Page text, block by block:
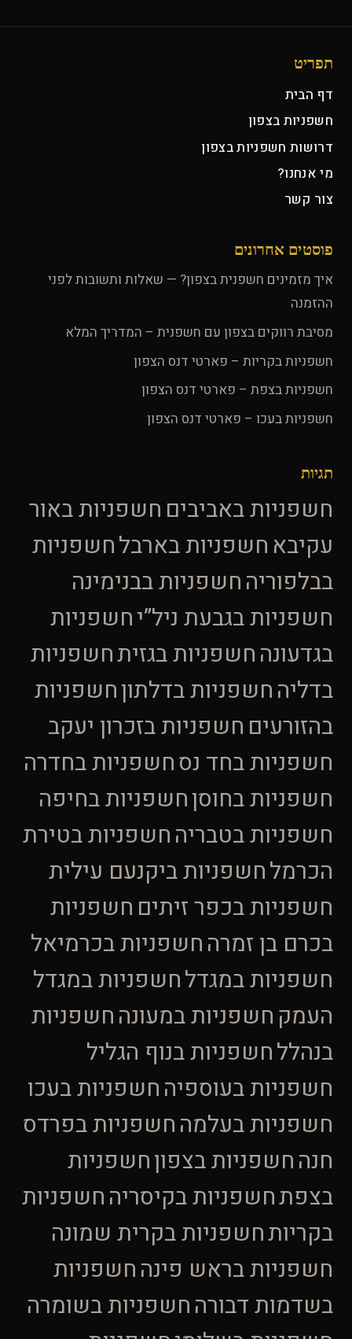
תפריט
דף הבית
חשפניות בצפון
דרושות חשפניות בצפון
מי אנחנו?
צור קשר
פוסטים אחרונים
איך מזמינים חשפנית בצפון? — שאלות ותשובות לפני
ההזמנה
מסיבת רווקים בצפון עם חשפנית – המדריך המלא
חשפניות בקריות – פארטי דנס הצפון
חשפניות בצפת – פארטי דנס הצפון
חשפניות בעכו – פארטי דנס הצפון
תגיות
חשפניות באביבים חשפניות באור
עקיבאחשפניות בארבלחשפניות
בבלפוריהחשפניות בבנימינה
חשפניות בגבעת ניל”יחשפניות
בגדעונהחשפניות בגזיתחשפניות
בדליהחשפניות בדלתוןחשפניות
בהזורעים חשפניות בזכרון יעקב
חשפניות בחד נסחשפניות בחדרה
חשפניות בחוסןחשפניות בחיפה
חשפניות בטבריהחשפניות בטירת
הכרמלחשפניות ביקנעם עילית
חשפניות בכפר זיתים חשפניות
בכרם בן זמרהחשפניות בכרמיאל
חשפניות במגדלחשפניות במגדל
העמקחשפניות במעונהחשפניות
בנהללחשפניות בנוף הגליל
חשפניות בעוספיהחשפניות בעכו
חשפניות בעלמהחשפניות בפרדס
חנהחשפניות בצפוןחשפניות
בצפתחשפניות בקיסריהחשפניות
בקריותחשפניות בקרית שמונה
חשפניות בראש פינהחשפניות
בשדמות דבורהחשפניות בשומרה